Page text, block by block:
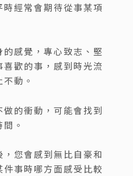
經常會期待從事某項
感覺，專心致志、堅
歡的事，感到時光流
動。
的衝動，可能會找到
。
您會感到無比自豪和
事時哪方面感受比較